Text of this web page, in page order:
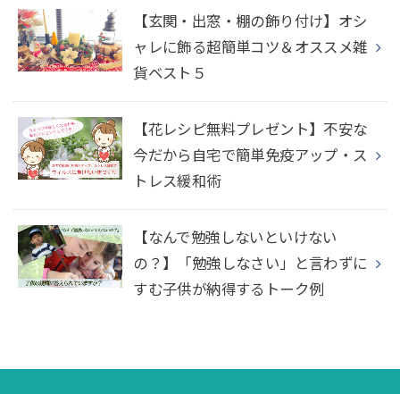
【玄関・出窓・棚の飾り付け】オシ
ャレに飾る超簡単コツ＆オススメ雑
貨ベスト５
【花レシピ無料プレゼント】不安な
今だから自宅で簡単免疫アップ・ス
トレス緩和術
【なんで勉強しないといけない
の？】「勉強しなさい」と言わずに
すむ子供が納得するトーク例